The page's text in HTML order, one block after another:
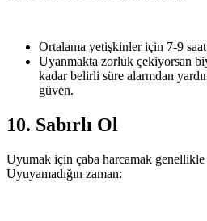
Ortalama yetişkinler için 7-9
Uyanmakta zorluk çekiyorsan
kadar belirli süre alarmdan
güven.
10. Sabırlı Ol
Uyumak için çaba harcamak genellikle
Uyuyamadığın zaman: